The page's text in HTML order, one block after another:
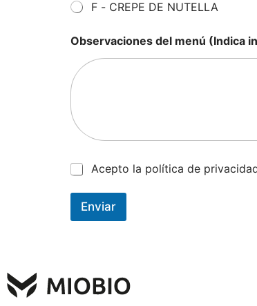
F - CREPE DE NUTELLA
Observaciones del menú (Indica
C
s
l
e
v
Acepto la política de
Enviar